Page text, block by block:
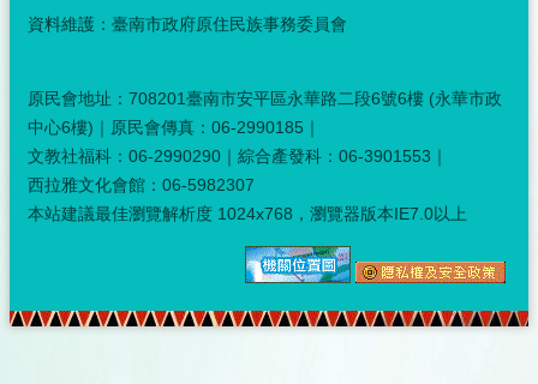
資料維護：臺南市政府原住民族事務委員會
原民會地址：708201臺南市安平區永華路二段6號6樓 (永華市政
中心6樓)｜原民會傳真：06-2990185｜
文教社福科：06-2990290｜綜合產發科：06-3901553｜
西拉雅文化會館：06-5982307
本站建議最佳瀏覽解析度 1024x768，瀏覽器版本IE7.0以上